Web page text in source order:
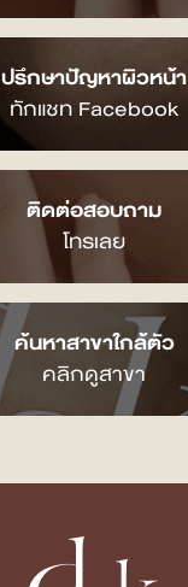
ปรึกษาปัญหาผิวหน้า
ทักแชท Facebook
ติดต่อสอบถาม
โทรเลย
ค้นหาสาขาใกล้ตัว
คลิกดูสาขา